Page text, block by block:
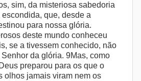
sim, da misteriosa sabedoria
que, desde a
para nossa glória.
deste mundo conheceu
se a tivessem conhecido, não
da glória. 9Mas, como
preparou para os que o
olhos jamais viram nem os